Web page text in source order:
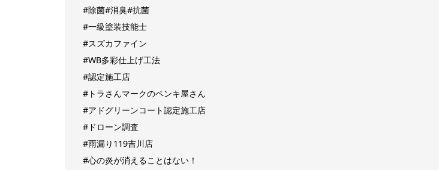
#除菌#消臭#抗菌
#一級塗装技能士
#スズカファイン
#WB多彩仕上げ工法
#認定施工店
#トラさんマークのペンキ屋さん
#アドグリーンコート認定施工店
#ドローン調査
#雨漏り119吉川店
#心の炎が消えることはない！